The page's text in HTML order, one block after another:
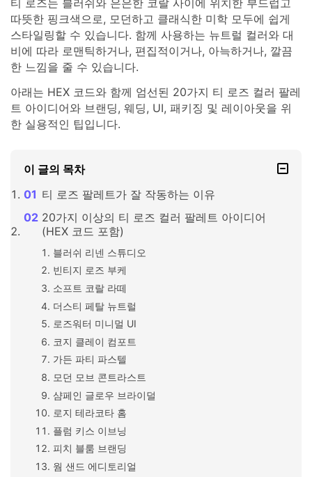
따뜻한 핑크색으로, 모던하고 클래식한 미학 모두에 쉽게
스타일링할 수 있습니다. 함께 사용하는 뉴트럴 컬러와 대
비에 따라 로맨틱하거나, 편집적이거나, 아늑하거나, 깔끔
한 느낌을 줄 수 있습니다.
아래는 HEX 코드와 함께 엄선된 20가지 티 로즈 컬러 팔레
트 아이디어와 브랜딩, 웨딩, UI, 패키징 및 레이아웃을 위
한 실용적인 팁입니다.
이 글의 목차
티 로즈 팔레트가 잘 작동하는 이유
20가지 이상의 티 로즈 컬러 팔레트 아이디어
(HEX 코드 포함)
블러쉬 리넨 스튜디오
빈티지 로즈 부케
소프트 코랄 라떼
더스티 페탈 뉴트럴
로즈워터 미니멀 UI
코지 클레이 컴포트
가든 파티 파스텔
모던 모브 콘트라스트
샴페인 글로우 브라이덜
로지 테라코타 홈
플럼 키스 이브닝
피치 블룸 브랜딩
웜 샌드 에디토리얼